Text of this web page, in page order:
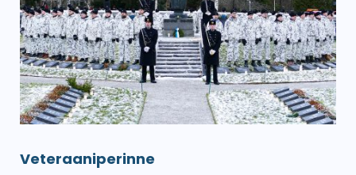
Veteraaniperinne